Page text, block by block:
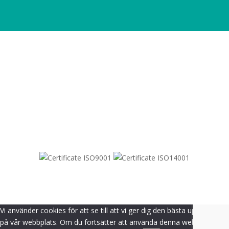
Vi använder cookies för att se till att vi ger dig den bästa upplevelsen
på vår webbplats. Om du fortsätter att använda denna webbplats